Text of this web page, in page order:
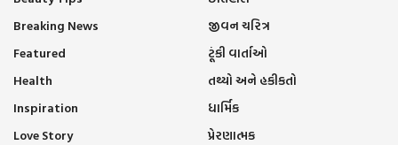
Breaking News
Featured
Health
Inspiration
Love Story
જીવન ચરિત્ર
ટૂંકી વાર્તાઓ
તથ્યો અને હકીકતો
ધાર્મિક
પ્રેરણાત્મક